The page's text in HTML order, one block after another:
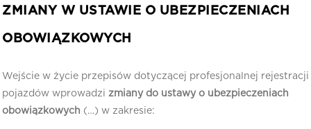
ZMIANY W USTAWIE O UBEZPIECZENIACH
OBOWIĄZKOWYCH
Wejście w życie przepisów dotyczącej profesjonalnej rejestracji
pojazdów wprowadzi zmiany do ustawy o ubezpieczeniach
obowiązkowych (…) w zakresie: